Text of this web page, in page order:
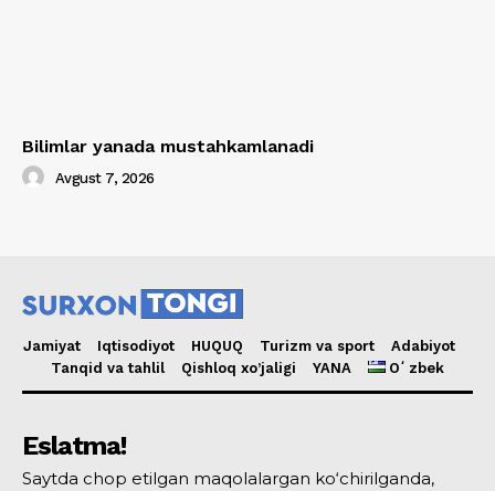
Bilimlar yanada mustahkamlanadi
Avgust 7, 2026
Jamiyat Iqtisodiyot HUQUQ Turizm va sport
Adabiyot
Tanqid va tahlil
Qishloq xo’jaligi YANA Oʻzbek
Eslatma!
Saytda chop etilgan maqolalargan ko‘chirilganda,